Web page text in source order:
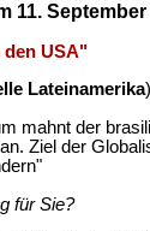
11. September
den USA"
Lateinamerika)
mahnt der
Ziel der
für Sie?